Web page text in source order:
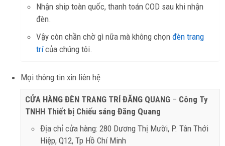
Nhận ship toàn quốc, thanh toán COD sau khi nhận
đèn.
Vậy còn chần chờ gì nữa mà không chọn đèn trang
trícủa chúng tôi.
Mọi thông tin xin liên hệ
CỬA HÀNG ĐÈN TRANG TRÍ ĐĂNG QUANG – Công Ty
TNHH Thiết bị Chiếu sáng Đăng Quang
Địa chỉ cửa hàng: 280 Dương Thị Mười, P. Tân Thới
Hiệp, Q12, Tp Hồ Chí Minh